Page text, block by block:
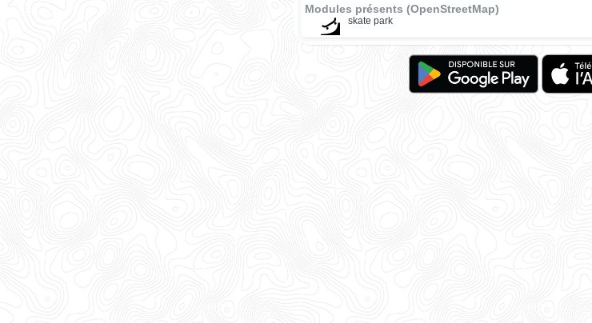
Modules présents (OpenStreetMap)
skate park